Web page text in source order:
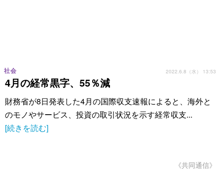
4月の経常黒字、55％減
社会 2022.6.8（水） 13:53
財務省が8日発表した4月の国際収支速報によると、海外と
のモノやサービス、投資の取引状況を示す経常収支...
[続きを読む]
《共同通信》